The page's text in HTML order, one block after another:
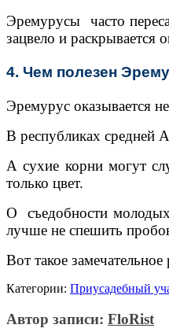
Эремурусы часто
зацвело и раскрывается
4. Чем полезен
Эремурус оказывается
В республиках средней
А сухие корни могут
только цвет.
О съедобности
лучше не спешить
Вот такое
Категории: Приусадебный
Автор записи: FloRist